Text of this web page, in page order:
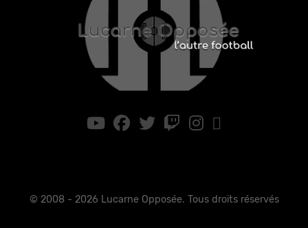
© 2008 - 2026 Lucarne Opposée. Tous droits réservés